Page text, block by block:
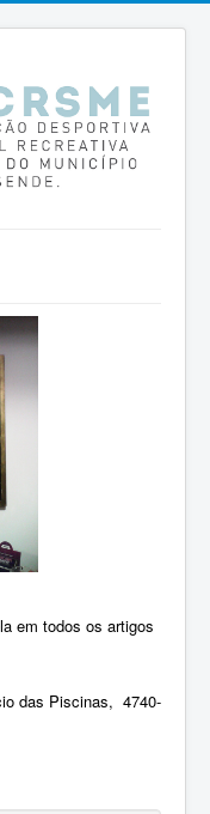
em todos os artigos
das Piscinas, 4740-